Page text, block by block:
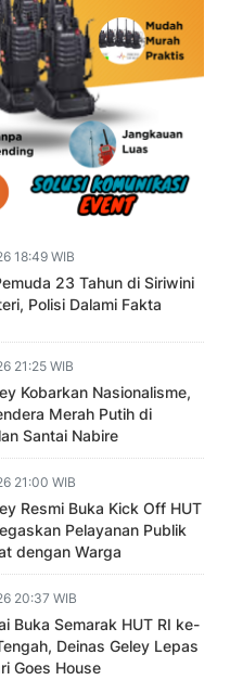
18:49 WIB
23 Tahun di Siriwini
Polisi Dalami Fakta
21:25 WIB
Kobarkan Nasionalisme,
Merah Putih di
Santai Nabire
21:00 WIB
Resmi Buka Kick Off HUT
Pelayanan Publik
dengan Warga
20:37 WIB
Buka Semarak HUT RI ke-
Deinas Geley Lepas
Goes House